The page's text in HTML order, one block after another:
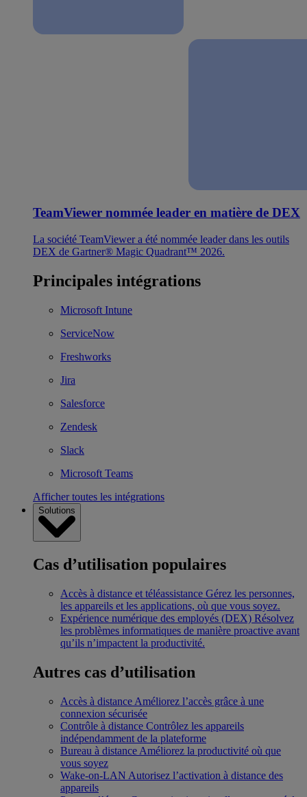
TeamViewer nommée leader en matière de DEX
La société TeamViewer a été nommée leader dans les outils
DEX de Gartner® Magic Quadrant™ 2026.
Principales intégrations
Microsoft Intune
ServiceNow
Freshworks
Jira
Salesforce
Zendesk
Slack
Microsoft Teams
Afficher toutes les intégrations
Solutions
Cas d’utilisation populaires
Accès à distance et téléassistance Gérez les personnes,
les appareils et les applications, où que vous soyez.
Expérience numérique des employés (DEX) Résolvez
les problèmes informatiques de manière proactive avant
qu’ils n’impactent la productivité.
Autres cas d’utilisation
Accès à distance Améliorez l’accès grâce à une
connexion sécurisée
Contrôle à distance Contrôlez les appareils
indépendamment de la plateforme
Bureau à distance Améliorez la productivité où que
vous soyez
Wake-on-LAN Autorisez l’activation à distance des
appareils